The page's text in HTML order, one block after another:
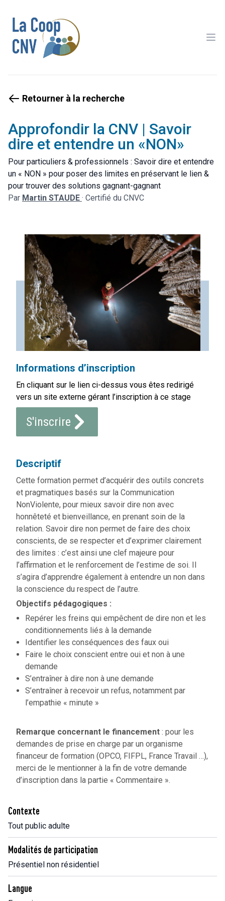
Retourner à la recherche
Approfondir la CNV | Savoir
dire et entendre un «NON»
Pour particuliers & professionnels : Savoir dire et entendre
un « NON » pour poser des limites en préservant le lien &
pour trouver des solutions gagnant-gagnant
Par Martin STAUDE · Certifié du CNVC
Contexte
Tout public adulte
Modalités de participation
Présentiel non résidentiel
Langue
Informations d’inscription
En cliquant sur le lien ci-dessus vous êtes redirigé
vers un site externe gérant l’inscription à ce stage
S'inscrire
Descriptif
Cette formation permet d’acquérir des outils concrets
et pragmatiques basés sur la Communication
NonViolente, pour mieux savoir dire non avec
honnêteté et bienveillance, en prenant soin de la
relation. Savoir dire non permet de faire des choix
conscients, de se respecter et d’exprimer clairement
des limites : c’est ainsi une clef majeure pour
l’affirmation et le renforcement de l’estime de soi. Il
s’agira d’apprendre également à entendre un non dans
la conscience du respect de l’autre.
Objectifs pédagogiques :
Repérer les freins qui empêchent de dire non et les
conditionnements liés à la demande
Identifier les conséquences des faux oui
Faire le choix conscient entre oui et non à une
demande
S’entraîner à dire non à une demande
S’entraîner à recevoir un refus, notamment par
l’empathie « minute »
Remarque concernant le financement : pour les
demandes de prise en charge par un organisme
financeur de formation (OPCO, FIFPL, France Travail …),
merci de le mentionner à la fin de votre demande
d’inscription dans la partie « Commentaire ».